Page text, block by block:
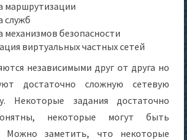
маршрутизации
служб
механизмов безопасности
виртуальных частных сетей
независимыми друг от друга но
достаточно сложную сетевую
Некоторые задания достаточно
некоторые могут быть
Можно заметить, что некоторые